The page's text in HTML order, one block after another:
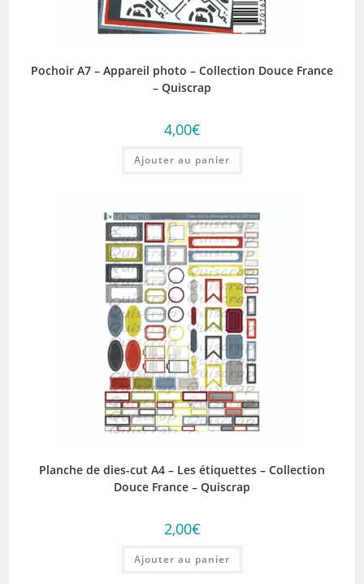
Pochoir A7 – Appareil photo – Collection Douce France
– Quiscrap
4,00€
Ajouter au panier
Planche de dies-cut A4 – Les étiquettes – Collection
Douce France – Quiscrap
2,00€
Ajouter au panier